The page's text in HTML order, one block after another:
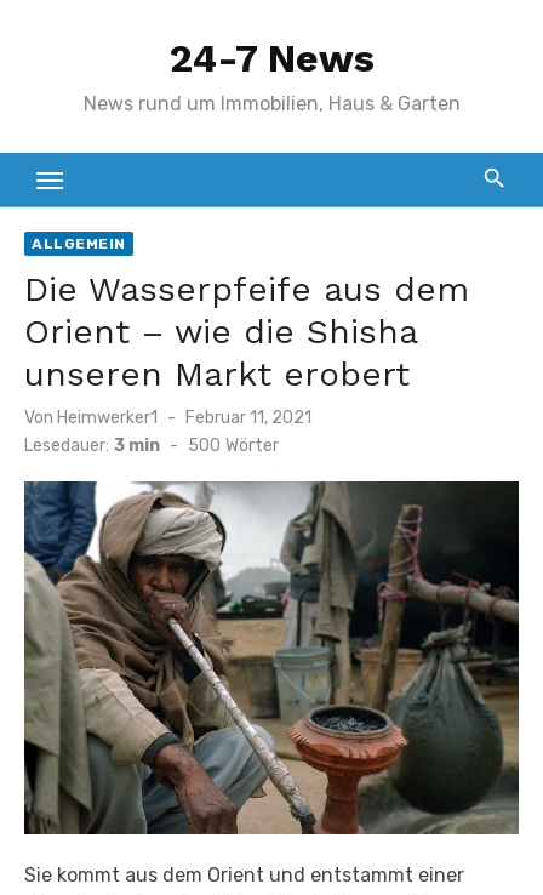
24-7 News
News rund um Immobilien, Haus & Garten
ALLGEMEIN
Die Wasserpfeife aus dem
Orient – wie die Shisha
unseren Markt erobert
Von Heimwerker1
Veröffentlicht
am
Februar 11, 2021
Lesedauer: 3 min - 500 Wörter
Sie kommt aus dem Orient und entstammt einer